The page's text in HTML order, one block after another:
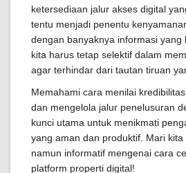
ketersediaan jalur akses digital
tentu menjadi penentu
dengan banyaknya informasi yang
kita harus tetap selektif dalam
agar terhindar dari tautan tiruan
Memahami cara menilai
dan mengelola jalur penelusuran
kunci utama untuk menikmati
yang aman dan produktif. Mari
namun informatif mengenai cara
platform properti digital!